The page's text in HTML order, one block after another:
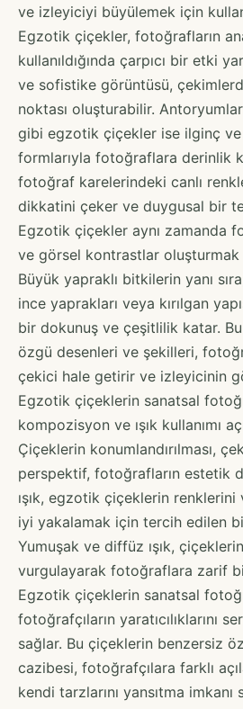
ve izleyiciyi büyülemek için
Egzotik çiçekler, fotoğrafların
kullanıldığında çarpıcı bir etki
ve sofistike görüntüsü,
noktası oluşturabilir.
gibi egzotik çiçekler ise ilginç
formlarıyla fotoğraflara derinlik
fotoğraf karelerindeki canlı
dikkatini çeker ve duygusal bir
Egzotik çiçekler aynı zamanda
ve görsel kontrastlar oluşturmak
Büyük yapraklı bitkilerin yanı
ince yaprakları veya kırılgan
bir dokunuş ve çeşitlilik katar.
özgü desenleri ve şekilleri,
çekici hale getirir ve izleyicinin
Egzotik çiçeklerin sanatsal
kompozisyon ve ışık kullanımı
Çiçeklerin konumlandırılması,
perspektif, fotoğrafların estetik
ışık, egzotik çiçeklerin renklerini
iyi yakalamak için tercih edilen
Yumuşak ve diffüz ışık,
vurgulayarak fotoğraflara zarif
Egzotik çiçeklerin sanatsal
fotoğrafçıların yaratıcılıklarını
sağlar. Bu çiçeklerin benzersiz
cazibesi, fotoğrafçılara farklı
kendi tarzlarını yansıtma imkanı